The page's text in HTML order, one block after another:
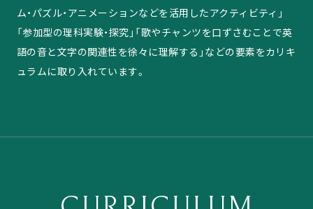
ム・パズル・アニメーションなどを活用したアクティビティ」
「参加型の理科実験・探究」「歌やチャンツを口ずさむことで英
語の音と文字の関連性を徐々に理解する」などの要素をカリキ
ュラムに取り入れています。